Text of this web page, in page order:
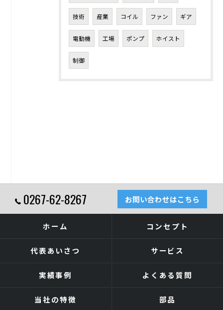
技術 産業 コイル ファン ギア
電動機 工場 ポンプ ホイスト
制御
0267-62-8267 お問い合わせはこちら
ホーム コンセプト
代表あいさつ サービス
実績事例 よくある質問
当社の特徴 部品